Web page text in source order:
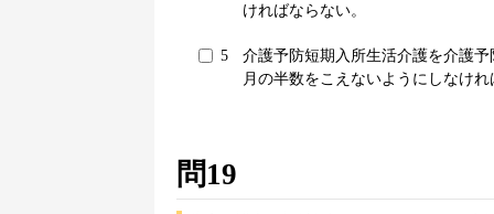
ければならない。
5
介護予防短期入所生活介護を介護
月の半数をこえないようにしなけ
問19